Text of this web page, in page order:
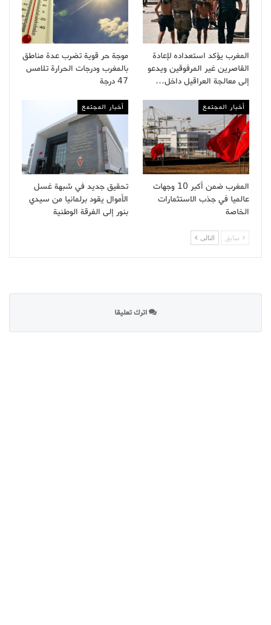
المغرب يؤكد استعداده لإعادة
القاصرين غير المرفوقين ويدعو
إلى معالجة العراقيل داخل…
موجة حر قوية تضرب عدة مناطق
بالمغرب ودرجات الحرارة تلامس
47 درجة
أخبار المجتمع
المغرب ضمن أكبر 10 وجهات
عالميا في جذب الاستثمارات
الخاصة
أخبار المجتمع
تحقيق جديد في شبهة غسل
الأموال يقود برلمانيا من سيدي
بنور إلى الفرقة الوطنية
سابق التالى
اترك تعليقا